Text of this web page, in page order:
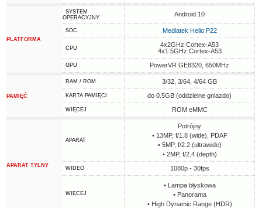
PLATFORMA
SYSTEM
OPERACYJNY
Android 10
SOC Mediatek Helio P22
CPU
4x2GHz Cortex-A53
4x1.5GHz Cortex-A53
GPU PowerVR GE8320, 650MHz
PAMIĘĆ
RAM / ROM 3/32, 3/64, 4/64 GB
KARTA PAMIĘCI do 0.5GB (oddzielne gniazdo)
WIĘCEJ ROM eMMC
APARAT TYLNY
APARAT
Potrójny
• 13MP, f/1.8 (wide), PDAF
• 5MP, f/2.2 (ultrawide)
• 2MP, f/2.4 (depth)
WIDEO 1080p - 30fps
WIĘCEJ
• Lampa błyskowa
• Panorama
• High Dynamic Range (HDR)